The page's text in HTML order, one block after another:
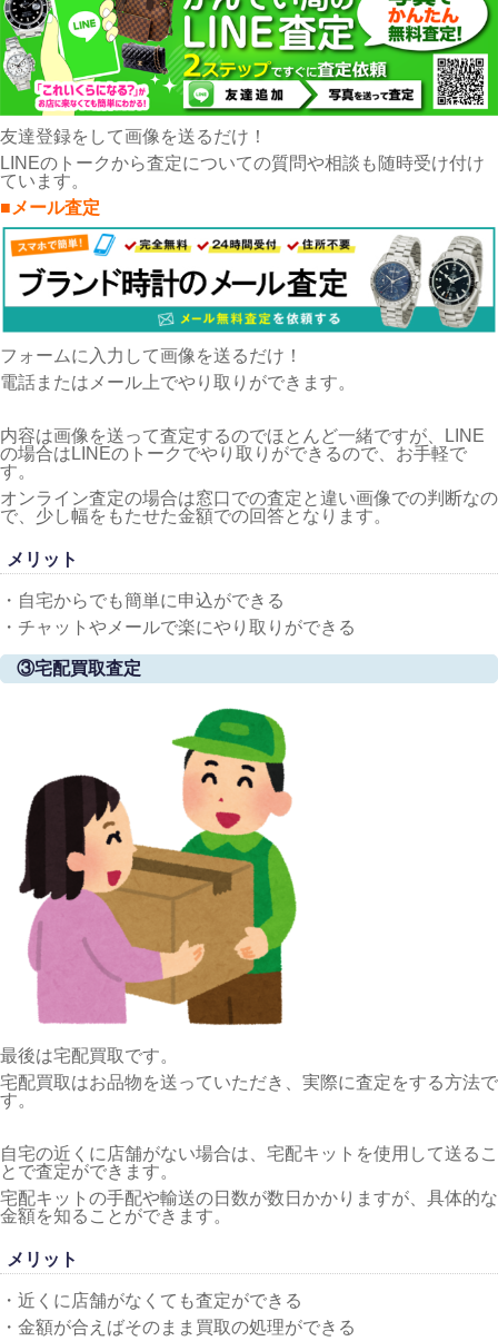
友達登録をして画像を送るだけ！
LINEのトークから査定についての質問や相談も随時受け付け
ています。
■メール査定
フォームに入力して画像を送るだけ！
電話またはメール上でやり取りができます。
内容は画像を送って査定するのでほとんど一緒ですが、LINE
の場合はLINEのトークでやり取りができるので、お手軽で
す。
オンライン査定の場合は窓口での査定と違い画像での判断なの
で、少し幅をもたせた金額での回答となります。
メリット
・自宅からでも簡単に申込ができる
・チャットやメールで楽にやり取りができる
③宅配買取査定
最後は宅配買取です。
宅配買取はお品物を送っていただき、実際に査定をする方法で
す。
自宅の近くに店舗がない場合は、宅配キットを使用して送るこ
とで査定ができます。
宅配キットの手配や輸送の日数が数日かかりますが、具体的な
金額を知ることができます。
メリット
・近くに店舗がなくても査定ができる
・金額が合えばそのまま買取の処理ができる